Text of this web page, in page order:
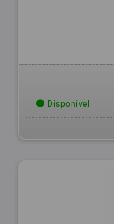
Disponível